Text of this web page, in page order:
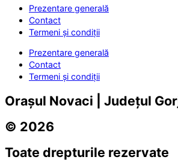
Prezentare generală
Contact
Termeni și condiții
Prezentare generală
Contact
Termeni și condiții
Orașul Novaci | Județul
© 2026
Toate drepturile rezervate